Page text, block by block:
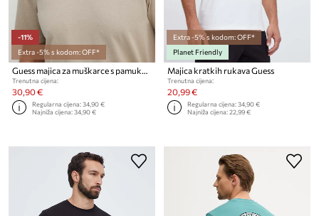
-11%
Extra -5% s kodom: OFF*
Trenutna cijena:
30,90 €
Regularna cijena:34,90 €
Najniža cijena:34,90 €
Extra -5% s kodom: OFF*
Planet Friendly
Majica kratkih rukava Guess
Trenutna cijena:
20,99 €
Regularna cijena:34,90 €
Najniža cijena:22,99 €